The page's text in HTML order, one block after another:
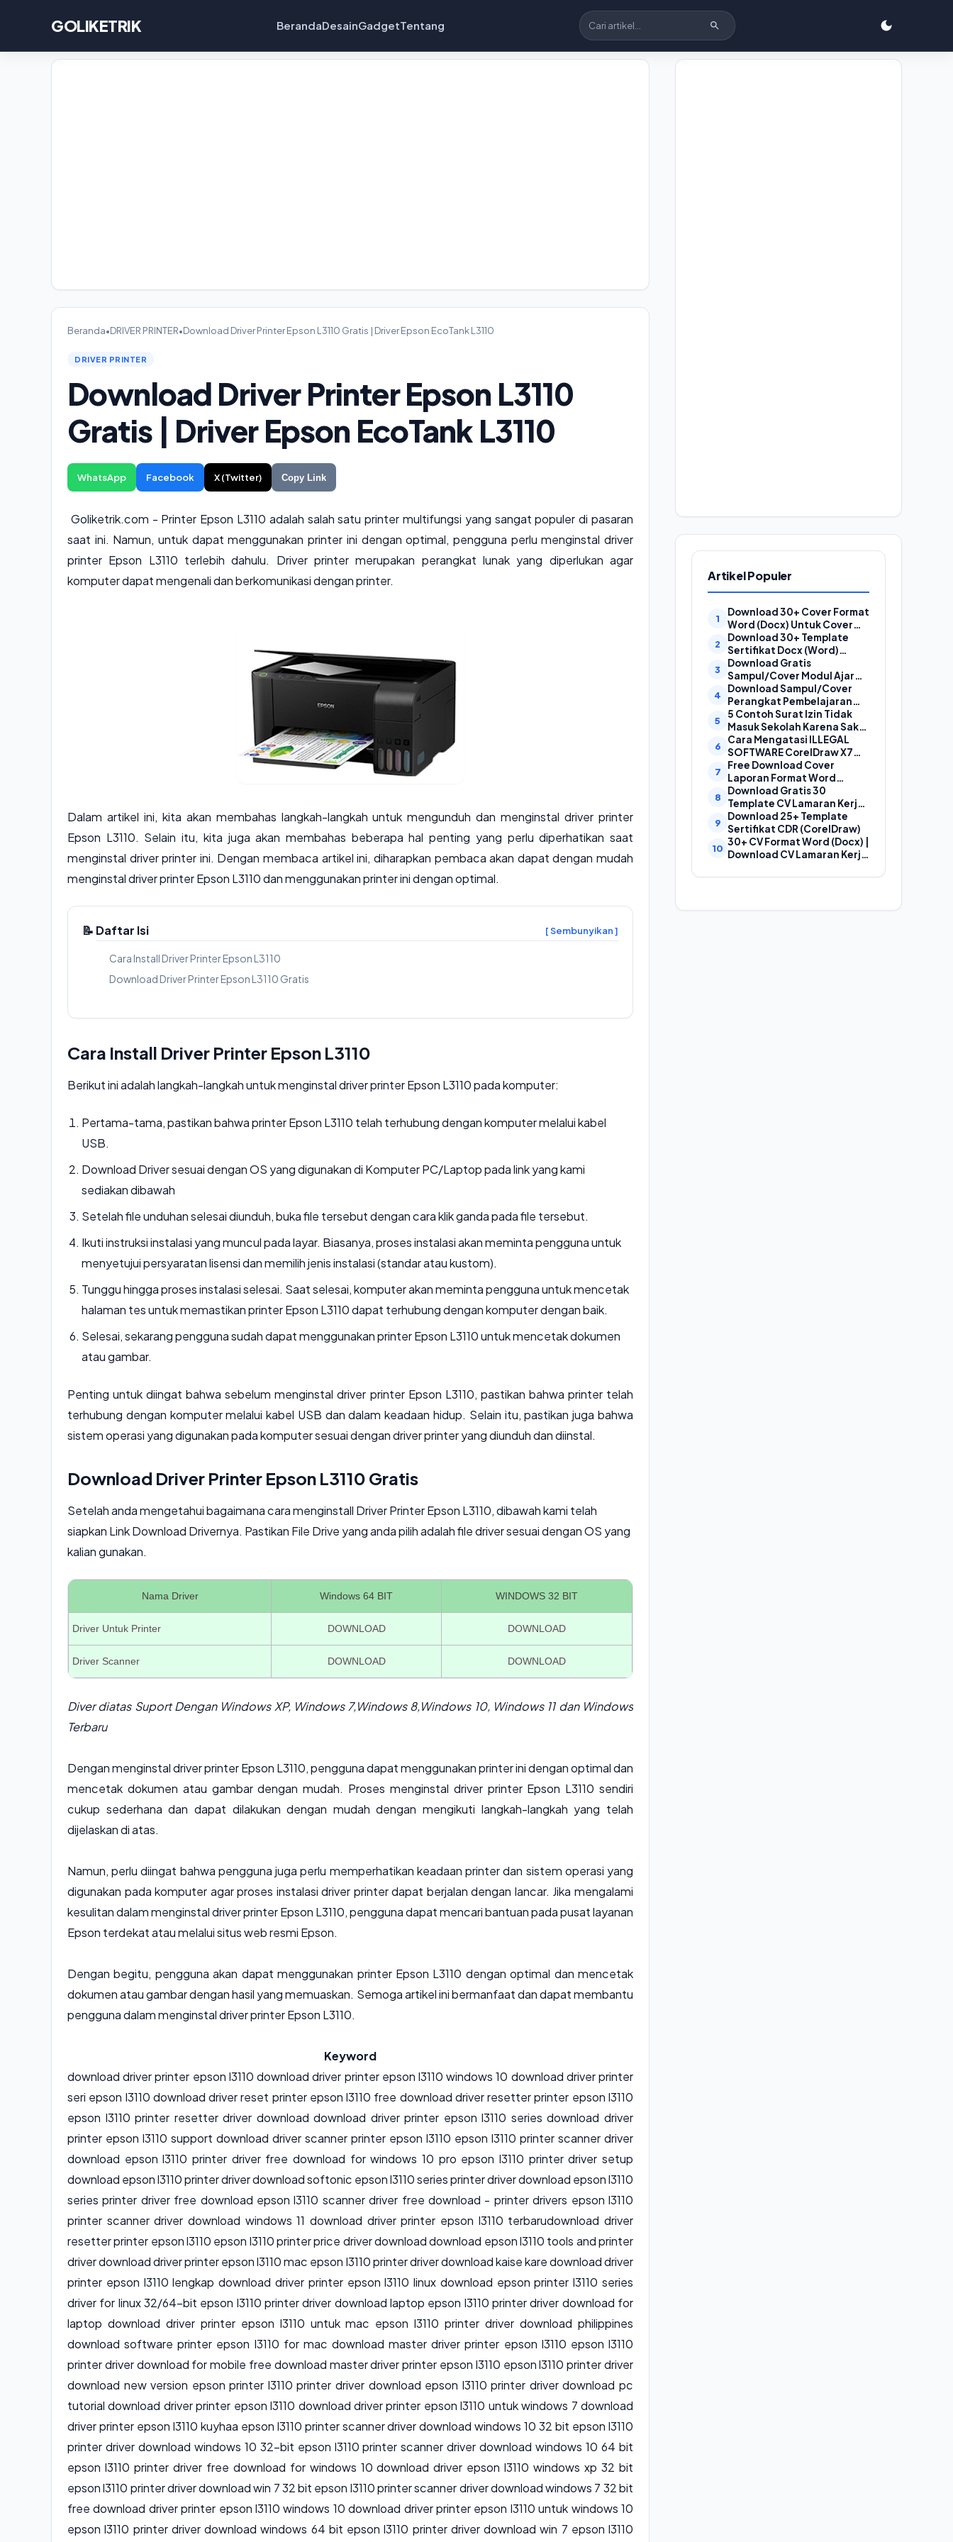
GOLIKETRIK BerandaDesainGadgetTentang
Beranda•DRIVER PRINTER•Download Driver Printer Epson L3110 Gratis | Driver Epson EcoTank L3110
DRIVER PRINTER
Download Driver Printer Epson L3110
Gratis | Driver Epson EcoTank L3110
WhatsApp Facebook X (Twitter) Copy Link
Goliketrik.com - Printer Epson L3110 adalah salah satu printer multifungsi yang sangat populer di pasaran
saat ini. Namun, untuk dapat menggunakan printer ini dengan optimal, pengguna perlu menginstal driver
printer Epson L3110 terlebih dahulu. Driver printer merupakan perangkat lunak yang diperlukan agar
komputer dapat mengenali dan berkomunikasi dengan printer.
Dalam artikel ini, kita akan membahas langkah-langkah untuk mengunduh dan menginstal driver printer
Epson L3110. Selain itu, kita juga akan membahas beberapa hal penting yang perlu diperhatikan saat
menginstal driver printer ini. Dengan membaca artikel ini, diharapkan pembaca akan dapat dengan mudah
menginstal driver printer Epson L3110 dan menggunakan printer ini dengan optimal.
📝 Daftar Isi [ Sembunyikan ]
Cara Install Driver Printer Epson L3110
Download Driver Printer Epson L3110 Gratis
Cara Install Driver Printer Epson L3110
Berikut ini adalah langkah-langkah untuk menginstal driver printer Epson L3110 pada komputer:
Pertama-tama, pastikan bahwa printer Epson L3110 telah terhubung dengan komputer melalui kabel
USB.
Download Driver sesuai dengan OS yang digunakan di Komputer PC/Laptop pada link yang kami
sediakan dibawah
Setelah file unduhan selesai diunduh, buka file tersebut dengan cara klik ganda pada file tersebut.
Ikuti instruksi instalasi yang muncul pada layar. Biasanya, proses instalasi akan meminta pengguna untuk
menyetujui persyaratan lisensi dan memilih jenis instalasi (standar atau kustom).
Tunggu hingga proses instalasi selesai. Saat selesai, komputer akan meminta pengguna untuk mencetak
halaman tes untuk memastikan printer Epson L3110 dapat terhubung dengan komputer dengan baik.
Selesai, sekarang pengguna sudah dapat menggunakan printer Epson L3110 untuk mencetak dokumen
atau gambar.
Penting untuk diingat bahwa sebelum menginstal driver printer Epson L3110, pastikan bahwa printer telah
terhubung dengan komputer melalui kabel USB dan dalam keadaan hidup. Selain itu, pastikan juga bahwa
sistem operasi yang digunakan pada komputer sesuai dengan driver printer yang diunduh dan diinstal.
Download Driver Printer Epson L3110 Gratis
Setelah anda mengetahui bagaimana cara menginstall Driver Printer Epson L3110, dibawah kami telah
siapkan Link Download Drivernya. Pastikan File Drive yang anda pilih adalah file driver sesuai dengan OS yang
kalian gunakan.
Nama Driver Windows 64 BIT WINDOWS 32 BIT
Driver Untuk Printer DOWNLOAD DOWNLOAD
Driver Scanner DOWNLOAD DOWNLOAD
Diver diatas Suport Dengan Windows XP, Windows 7,Windows 8,Windows 10, Windows 11 dan Windows
Terbaru
Dengan menginstal driver printer Epson L3110, pengguna dapat menggunakan printer ini dengan optimal dan
mencetak dokumen atau gambar dengan mudah. Proses menginstal driver printer Epson L3110 sendiri
cukup sederhana dan dapat dilakukan dengan mudah dengan mengikuti langkah-langkah yang telah
dijelaskan di atas.
Namun, perlu diingat bahwa pengguna juga perlu memperhatikan keadaan printer dan sistem operasi yang
digunakan pada komputer agar proses instalasi driver printer dapat berjalan dengan lancar. Jika mengalami
kesulitan dalam menginstal driver printer Epson L3110, pengguna dapat mencari bantuan pada pusat layanan
Epson terdekat atau melalui situs web resmi Epson.
Dengan begitu, pengguna akan dapat menggunakan printer Epson L3110 dengan optimal dan mencetak
dokumen atau gambar dengan hasil yang memuaskan. Semoga artikel ini bermanfaat dan dapat membantu
pengguna dalam menginstal driver printer Epson L3110.
Keyword
download driver printer epson l3110 download driver printer epson l3110 windows 10 download driver printer
seri epson l3110 download driver reset printer epson l3110 free download driver resetter printer epson l3110
epson l3110 printer resetter driver download download driver printer epson l3110 series download driver
printer epson l3110 support download driver scanner printer epson l3110 epson l3110 printer scanner driver
download epson l3110 printer driver free download for windows 10 pro epson l3110 printer driver setup
download epson l3110 printer driver download softonic epson l3110 series printer driver download epson l3110
series printer driver free download epson l3110 scanner driver free download - printer drivers epson l3110
printer scanner driver download windows 11 download driver printer epson l3110 terbarudownload driver
resetter printer epson l3110 epson l3110 printer price driver download download epson l3110 tools and printer
driver download driver printer epson l3110 mac epson l3110 printer driver download kaise kare download driver
printer epson l3110 lengkap download driver printer epson l3110 linux download epson printer l3110 series
driver for linux 32/64-bit epson l3110 printer driver download laptop epson l3110 printer driver download for
laptop download driver printer epson l3110 untuk mac epson l3110 printer driver download philippines
download software printer epson l3110 for mac download master driver printer epson l3110 epson l3110
printer driver download for mobile free download master driver printer epson l3110 epson l3110 printer driver
download new version epson printer l3110 printer driver download epson l3110 printer driver download pc
tutorial download driver printer epson l3110 download driver printer epson l3110 untuk windows 7 download
driver printer epson l3110 kuyhaa epson l3110 printer scanner driver download windows 10 32 bit epson l3110
printer driver download windows 10 32-bit epson l3110 printer scanner driver download windows 10 64 bit
epson l3110 printer driver free download for windows 10 download driver epson l3110 windows xp 32 bit
epson l3110 printer driver download win 7 32 bit epson l3110 printer scanner driver download windows 7 32 bit
free download driver printer epson l3110 windows 10 download driver printer epson l3110 untuk windows 10
epson l3110 printer driver download windows 64 bit epson l3110 printer driver download win 7 epson l3110
Artikel Populer
Download 30+ Cover Format
Word (Docx) Untuk Cover
Laporan, Cover Proposal,
dan Cover Makalah
Download 30+ Template
Sertifikat Docx (Word)
Gratis Bisa Edit
Download Gratis
Sampul/Cover Modul Ajar
Kurikulum Merdeka
SD,SMP,SMA,SMK Format
Doc (Ms Word)
Download Sampul/Cover
Perangkat Pembelajaran
Kurikulum Merdeka File
Word (Doc) | Contoh Cover
Kurikum Merdeka
5 Contoh Surat Izin Tidak
Masuk Sekolah Karena Sakit
yang Baik dan Benar
Cara Mengatasi ILLEGAL
SOFTWARE CorelDraw X7
Dan X8
Free Download Cover
Laporan Format Word
(Docx) Mudah Diedit, Cocok
Untuk Cover Laporan
Kegiatan, Makalah Dan
Proposal
Download Gratis 30
Template CV Lamaran Kerja
Kreatif (DOC) Bisa EDIT
Download 25+ Template
Sertifikat CDR (CorelDraw)
30+ CV Format Word (Docx) |
Download CV Lamaran Kerja
Bahasa Inggris